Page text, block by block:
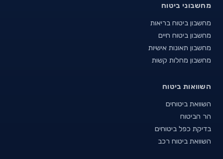
מחשבוני ביטוח
מחשבון ביטוח בריאות
מחשבון ביטוח חיים
מחשבון תאונות אישיות
מחשבון מחלות קשות
השוואות ביטוח
השוואת ביטוחים
הר הביטוח
בדיקת כפל ביטוחים
השוואת ביטוח רכב